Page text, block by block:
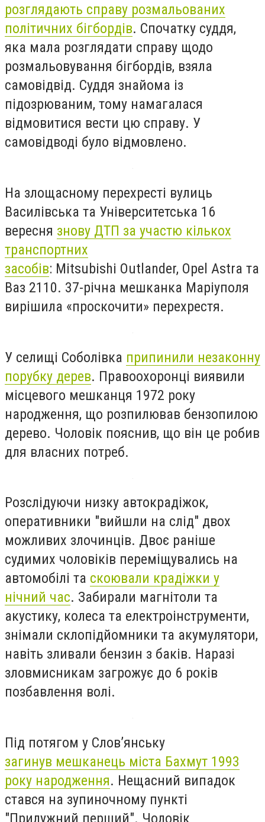
розглядають справу розмальованих
політичних бігбордів. Спочатку суддя,
яка мала розглядати справу щодо
розмальовування бігбордів, взяла
самовідвід. Суддя знайома із
підозрюваним, тому намагалася
відмовитися вести цю справу. У
самовідводі було відмовлено.
На злощасному перехресті вулиць
Василівська та Університетська 16
вересня знову ДТП за участю кількох
транспортних
засобів: Mitsubishi Outlander, Opel Astra та
Ваз 2110. 37-річна мешканка Маріуполя
вирішила «проскочити» перехрестя.
У селищі Соболівка припинили незаконну
порубку дерев. Правоохоронці виявили
місцевого мешканця 1972 року
народження, що розпилював бензопилою
дерево. Чоловік пояснив, що він це робив
для власних потреб.
Розслідуючи низку автокрадіжок,
оперативники "вийшли на слід" двох
можливих злочинців. Двоє раніше
судимих чоловіків переміщувались на
автомобілі та скоювали крадіжки у
нічний час. Забирали магнітоли та
акустику, колеса та електроінструменти,
знімали склопідйомники та акумулятори,
навіть зливали бензин з баків. Наразі
зловмисникам загрожує до 6 років
позбавлення волі.
Під потягом у Слов’янську
загинув мешканець міста Бахмут 1993
року народження. Нещасний випадок
стався на зупиночному пункті
"Прилужний перший". Чоловік